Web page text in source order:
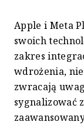
Apple i Meta
swoich
zakres
wdrożenia,
zwracają
sygnalizować